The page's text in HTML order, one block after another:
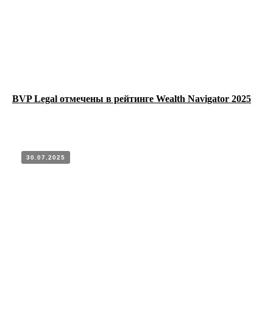
BVP Legal отмечены в рейтинге Wealth Navigator 2025
30.07.2025